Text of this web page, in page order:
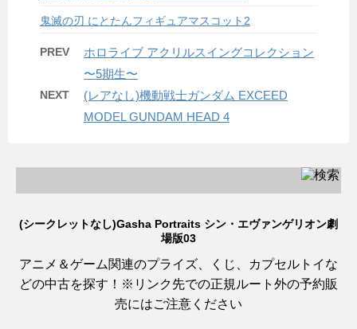
鬼滅の刃 にとたんフィギュアマスコット2
PREV
ホロライブ アクリルスイングコレクション
〜5期生〜
NEXT
(レアなし)機動戦士ガンダム EXCEED
MODEL GUNDAM HEAD 4
(シークレットなし)Gasha Portraits シン・エヴァンゲリオン劇
場版03
アニメ＆ゲーム関連のプライズ、くじ、カプセルトイな
どの中古を探す！※リンク先での正規ルート外の予約販
売にはご注意ください